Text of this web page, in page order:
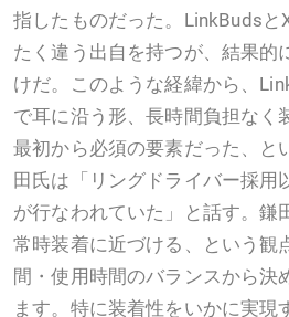
指したものだった。LinkBudsと
たく違う出自を持つが、結果的
けだ。このような経緯から、
で耳に沿う形、長時間負担なく
最初から必須の要素だった、と
田氏は「リングドライバー採用
が行なわれていた」と話す。鎌
常時装着に近づける、という観
間・使用時間のバランスから決
ます。特に装着性をいかに実現